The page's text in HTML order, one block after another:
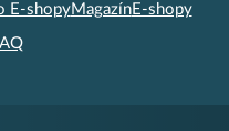
E-shopyMagazínE-shopy